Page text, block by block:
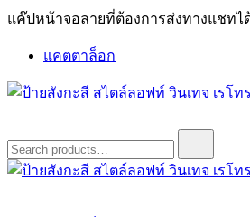
Skip
แค๊ปหน้าจอลายที่ต้องการส่งทางแชทไ
แคตตาล็อก
ป้ายสังกะสี สไตล์ลอฟท์ วินเทจ เรโทร |
ป้ายวินเทจ แต่งบ้าน ร้านกาแฟ ผับ โรง
ฮาร์เล่ย์โฆษณาเก่าโบราณ มีราคาแบบ
O8664277II
for: